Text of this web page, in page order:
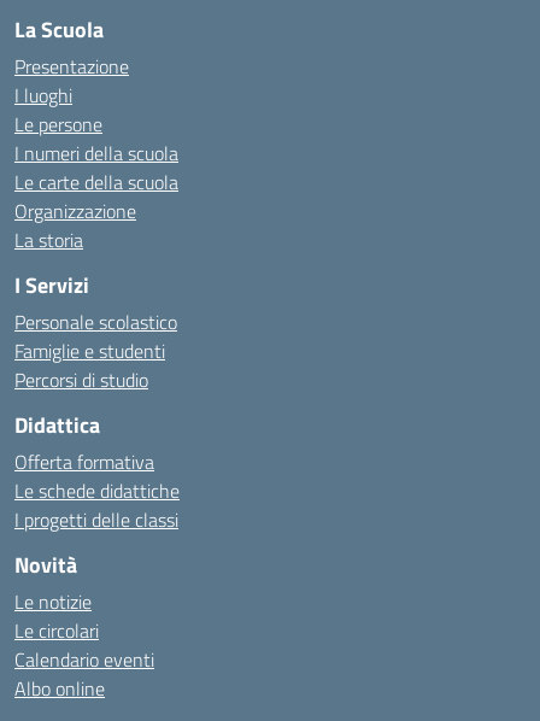
La Scuola
Presentazione
I luoghi
Le persone
I numeri della scuola
Le carte della scuola
Organizzazione
La storia
I Servizi
Personale scolastico
Famiglie e studenti
Percorsi di studio
Didattica
Offerta formativa
Le schede didattiche
I progetti delle classi
Novità
Le notizie
Le circolari
Calendario eventi
Albo online